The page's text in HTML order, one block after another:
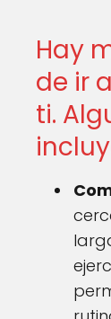
Hay
de ir
ti.